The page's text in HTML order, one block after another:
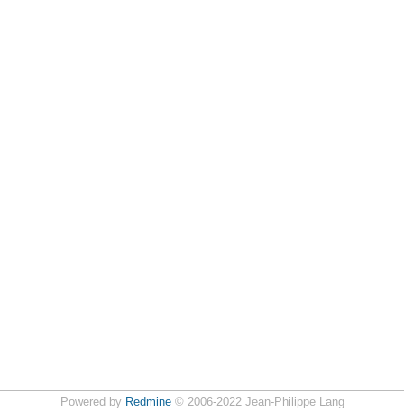
Powered by Redmine© 2006-2022 Jean-Philippe Lang